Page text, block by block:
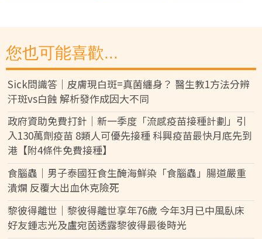
您也可能喜歡...
Sick問識答｜皮膚現白斑=真菌纏身？ 醫生教1方法分辨
汗斑vs白蝕 解析發作成因大不同
政府資助免費打針｜新一季度「流感疫苗接種計劃」引
入130萬劑疫苗 8類人可優先接種 科興疫苗最快月底先到
港【附4條件免費接種】
食腦蟲｜男子泰國狂食生醃海鮮染「食腦蟲」腸道嚴重
潰爛 反覆大出血休克險死
黎彼得離世｜黎彼得離世享年76歲 今年3月已中風臥床
好友鍾志光及盧宛茵透露黎彼得最後時光